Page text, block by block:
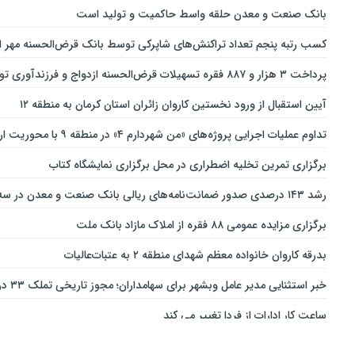
بانك صنعت و معدن حلقه واسط حاكمیت و تولید است
کسب رتبه پنجم تعداد تراکنش‌های شاپرکی توسط بانک قرض‌الحسنه مهر
پرداخت ۳ هزار و ۸۸۷ فقره تسهیلات قرض‌الحسنه ازدواج و فرزندآوری توسط بانک پاسارگاد تا پایان خردادماه ۱۴۰۵
آیین استقبال از ورود نخستین کاروان زائران استان کرمان به منطقه ۱۲
تداوم عملیات اجرایی پروژه‌های «من شهردارم ۴» در منطقه ۹ با محوریت ارتقای ایمنی و تسهیل تردد
برگزاری تمرین تخلیه اضطراری در محل برگزاری نمایشگاه کتاب
رشد ۱۴۳ درصدی صدور ضمانت‌نامه‌های ریالی بانک صنعت و معدن در سه‌ماهه نخست سال جاری
برگزاری مزایده عمومی ۸۸ فقره از املاک مازاد بانک ملت
بدرقه کاروان خانواده معظم شهدای منطقه ۲ به عتبات‌عالیات
خبر استثنایی مدیر عامل وبشهر برای سهامداران؛ مجوز تاریخی تملک ۳۳ درصدی بانک اقتصاد نوین اخذ شد
ساعت کار ادارات از فردا تغییر می کند